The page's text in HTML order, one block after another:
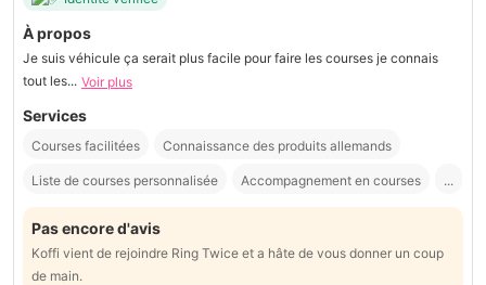
À propos
Je suis véhicule ça serait plus facile pour faire les courses je connais
tout les... Voir plus
Services
Courses facilitées Connaissance des produits allemands
Liste de courses personnalisée Accompagnement en courses ...
Pas encore d'avis
Koffi vient de rejoindre Ring Twice et a hâte de vous donner un coup
de main.